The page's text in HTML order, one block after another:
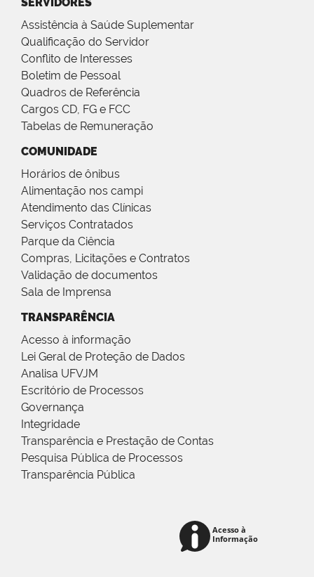
Assistência à Saúde Suplementar
Qualificação do Servidor
Conflito de Interesses
Boletim de Pessoal
Quadros de Referência
Cargos CD, FG e FCC
Tabelas de Remuneração
COMUNIDADE
Horários de ônibus
Alimentação nos campi
Atendimento das Clínicas
Serviços Contratados
Parque da Ciência
Compras, Licitações e Contratos
Validação de documentos
Sala de Imprensa
TRANSPARÊNCIA
Acesso à informação
Lei Geral de Proteção de Dados
Analisa UFVJM
Escritório de Processos
Governança
Integridade
Transparência e Prestação de Contas
Pesquisa Pública de Processos
Transparência Pública